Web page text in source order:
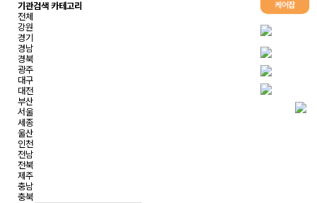
기관검색 카테고리
전체
강원
경기
경남
경북
광주
대구
대전
부산
서울
세종
울산
인천
전남
전북
제주
충남
충북